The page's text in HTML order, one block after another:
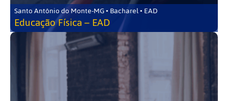
Santo Antônio do Monte-MG • Bacharel • EAD
Educação Física – EAD